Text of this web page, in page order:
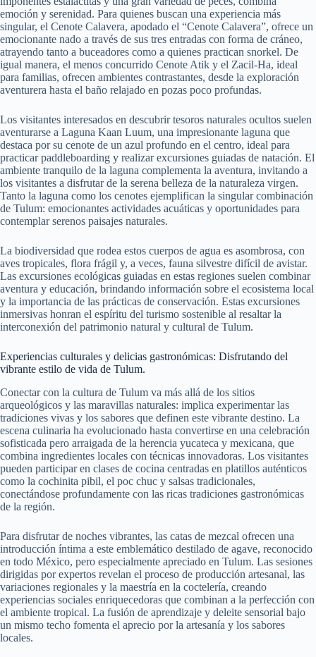
emoción y serenidad. Para quienes buscan una experiencia más
singular, el Cenote Calavera, apodado el “Cenote Calavera”, ofrece un
emocionante nado a través de sus tres entradas con forma de cráneo,
atrayendo tanto a buceadores como a quienes practican snorkel. De
igual manera, el menos concurrido Cenote Atik y el Zacil-Ha, ideal
para familias, ofrecen ambientes contrastantes, desde la exploración
aventurera hasta el baño relajado en pozas poco profundas.
Los visitantes interesados ​​en descubrir tesoros naturales ocultos suelen
aventurarse a Laguna Kaan Luum, una impresionante laguna que
destaca por su cenote de un azul profundo en el centro, ideal para
practicar paddleboarding y realizar excursiones guiadas de natación. El
ambiente tranquilo de la laguna complementa la aventura, invitando a
los visitantes a disfrutar de la serena belleza de la naturaleza virgen.
Tanto la laguna como los cenotes ejemplifican la singular combinación
de Tulum: emocionantes actividades acuáticas y oportunidades para
contemplar serenos paisajes naturales.
La biodiversidad que rodea estos cuerpos de agua es asombrosa, con
aves tropicales, flora frágil y, a veces, fauna silvestre difícil de avistar.
Las excursiones ecológicas guiadas en estas regiones suelen combinar
aventura y educación, brindando información sobre el ecosistema local
y la importancia de las prácticas de conservación. Estas excursiones
inmersivas honran el espíritu del turismo sostenible al resaltar la
interconexión del patrimonio natural y cultural de Tulum.
Experiencias culturales y delicias gastronómicas: Disfrutando del
vibrante estilo de vida de Tulum.
Conectar con la cultura de Tulum va más allá de los sitios
arqueológicos y las maravillas naturales: implica experimentar las
tradiciones vivas y los sabores que definen este vibrante destino. La
escena culinaria ha evolucionado hasta convertirse en una celebración
sofisticada pero arraigada de la herencia yucateca y mexicana, que
combina ingredientes locales con técnicas innovadoras. Los visitantes
pueden participar en clases de cocina centradas en platillos auténticos
como la cochinita pibil, el poc chuc y salsas tradicionales,
conectándose profundamente con las ricas tradiciones gastronómicas
de la región.
Para disfrutar de noches vibrantes, las catas de mezcal ofrecen una
introducción íntima a este emblemático destilado de agave, reconocido
en todo México, pero especialmente apreciado en Tulum. Las sesiones
dirigidas por expertos revelan el proceso de producción artesanal, las
variaciones regionales y la maestría en la coctelería, creando
experiencias sociales enriquecedoras que combinan a la perfección con
el ambiente tropical. La fusión de aprendizaje y deleite sensorial bajo
un mismo techo fomenta el aprecio por la artesanía y los sabores
locales.